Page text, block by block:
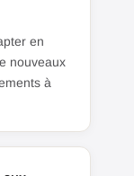
en
nouveaux
à